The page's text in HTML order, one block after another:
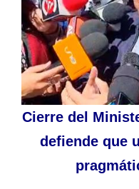
Cierre del
defiende que